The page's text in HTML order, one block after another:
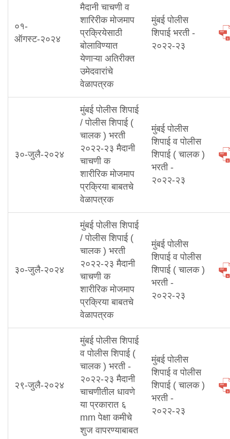
०१-
ऑगस्ट-२०२४
मैदानी चाचणी व
शारिरीक मोजमाप
प्रक्रियेसाठी
बोलाविण्यात
येणाऱ्या अतिरीक्त
उमेदवारांचे
वेळापत्रक
मुंबई पोलीस
शिपाई भरती -
२०२२-२३
३०-जुलै-२०२४
मुंबई पोलीस शिपाई
/ पोलीस शिपाई (
चालक ) भरती
२०२२-२३ मैदानी
चाचणी क
शारीरिक मोजमाप
प्रक्रिया बाबतचे
वेळापत्रक
मुंबई पोलीस
शिपाई व पोलीस
शिपाई ( चालक )
भरती -
२०२२-२३
३०-जुलै-२०२४
मुंबई पोलीस शिपाई
/ पोलीस शिपाई (
चालक ) भरती
२०२२-२३ मैदानी
चाचणी क
शारीरिक मोजमाप
प्रक्रिया बाबतचे
वेळापत्रक
मुंबई पोलीस
शिपाई व पोलीस
शिपाई ( चालक )
भरती -
२०२२-२३
२९-जुलै-२०२४
मुंबई पोलीस शिपाई
व पोलीस शिपाई (
चालक ) भरती -
२०२२-२३ मैदानी
चाचणीतील धावणे
या प्रकारात ६
mm पेक्षा कमीचे
शुज वापरण्याबाबत
मुंबई पोलीस
शिपाई व पोलीस
शिपाई ( चालक )
भरती -
२०२२-२३